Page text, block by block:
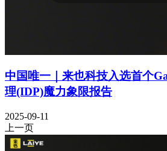
中国唯一｜来也科技入选首个
理(IDP)魔力象限报告
2025-09-11
上一页